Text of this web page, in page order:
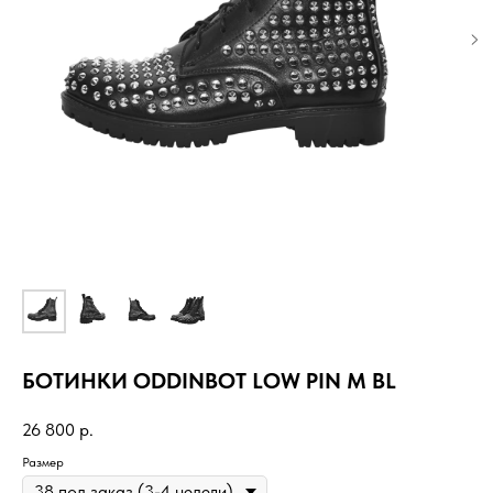
БОТИНКИ ODDINBOT LOW PIN M BL
26 800 р.
Размер